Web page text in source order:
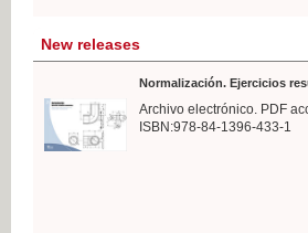
New releases
Normalización. Ejercicios
Archivo electrónico. PDF
ISBN:978-84-1396-433-1